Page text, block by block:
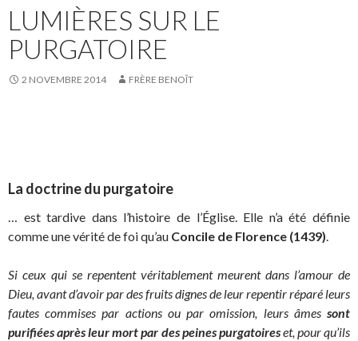
LUMIÈRES SUR LE
PURGATOIRE
2 NOVEMBRE 2014 FRÈRE BENOÎT
La doctrine du purgatoire
… est tardive dans l’histoire de l’Église. Elle n’a été définie
comme une vérité de foi qu’au Concile de Florence (1439).
Si ceux qui se repentent véritablement meurent dans l’amour de
Dieu, avant d’avoir par des fruits dignes de leur repentir réparé leurs
fautes commises par actions ou par omission, leurs âmes sont
purifiées après leur mort par des peines purgatoireset, pour qu’ils